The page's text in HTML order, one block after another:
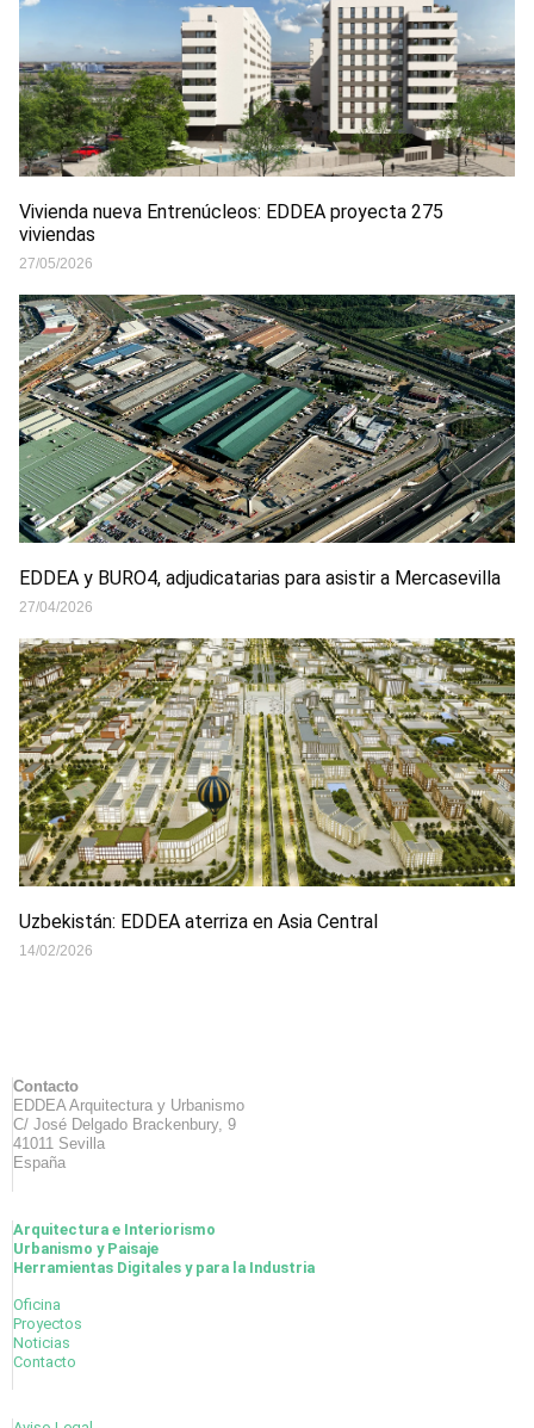
Vivienda nueva Entrenúcleos: EDDEA proyecta 275
viviendas
27/05/2026
EDDEA y BURO4, adjudicatarias para asistir a Mercasevilla
27/04/2026
Uzbekistán: EDDEA aterriza en Asia Central
14/02/2026
Contacto
EDDEA Arquitectura y Urbanismo
C/ José Delgado Brackenbury, 9
41011 Sevilla
España
Arquitectura e Interiorismo
Urbanismo y Paisaje
Herramientas Digitales y para la Industria
Oficina
Proyectos
Noticias
Contacto